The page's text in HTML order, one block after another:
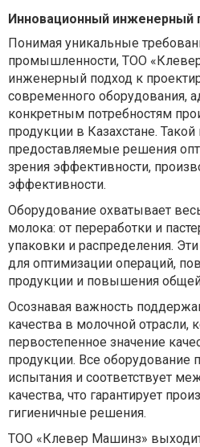
Инновационный инженерный
Понимая уникальные
промышленности, ТОО
инженерный подход к
современного оборудования,
конкретным потребностям
продукции в Казахстане. Такой
предоставляемые решения
зрения эффективности,
эффективности.
Оборудование охватывает
молока: от переработки и
упаковки и распределения.
для оптимизации операций,
продукции и повышения общей
Осознавая важность
качества в молочной отрасли,
первостепенное значение
продукции. Все оборудование
испытания и соответствует
качества, что гарантирует
гигиеничные решения.
ТОО «Клевер Машинз»